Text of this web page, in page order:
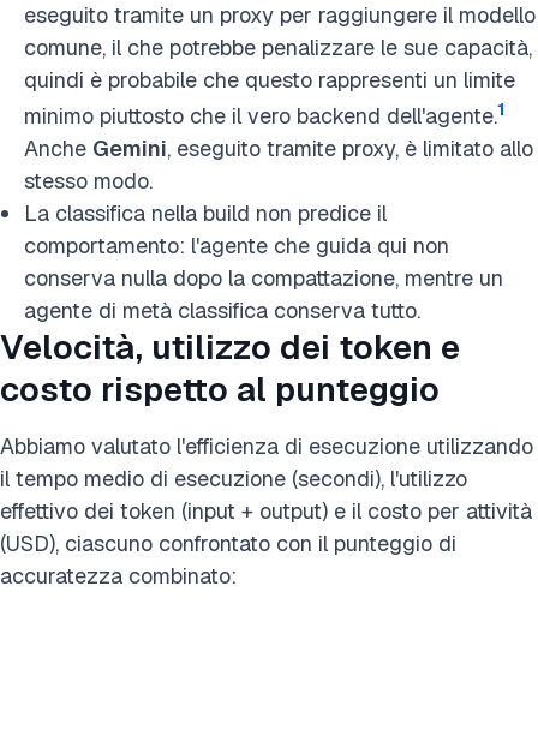
eseguito tramite un proxy per raggiungere il modello
comune, il che potrebbe penalizzare le sue capacità,
quindi è probabile che questo rappresenti un limite
minimo piuttosto che il vero backend dell'agente.1
Anche Gemini, eseguito tramite proxy, è limitato allo
stesso modo.
La classifica nella build non predice il
comportamento: l'agente che guida qui non
conserva nulla dopo la compattazione, mentre un
agente di metà classifica conserva tutto.
Velocità, utilizzo dei token e
costo rispetto al punteggio
Abbiamo valutato l'efficienza di esecuzione utilizzando
il tempo medio di esecuzione (secondi), l'utilizzo
effettivo dei token (input + output) e il costo per attività
(USD), ciascuno confrontato con il punteggio di
accuratezza combinato: